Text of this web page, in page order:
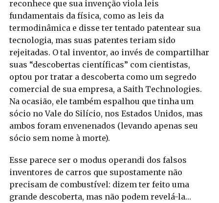
reconhece que sua invenção viola leis
fundamentais da física, como as leis da
termodinâmica e disse ter tentado patentear sua
tecnologia, mas suas patentes teriam sido
rejeitadas. O tal inventor, ao invés de compartilhar
suas “descobertas científicas” com cientistas,
optou por tratar a descoberta como um segredo
comercial de sua empresa, a Saith Technologies.
Na ocasião, ele também espalhou que tinha um
sócio no Vale do Silício, nos Estados Unidos, mas
ambos foram envenenados (levando apenas seu
sócio sem nome à morte).
Esse parece ser o modus operandi dos falsos
inventores de carros que supostamente não
precisam de combustível: dizem ter feito uma
grande descoberta, mas não podem revelá-la…